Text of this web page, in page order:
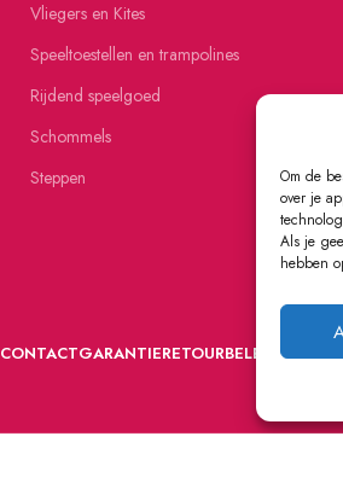
Om de
over je
Als je
hebben
Vliegers en Kites
Speeltoestellen en trampolines
Rijdend speelgoed
Schommels
Steppen
CONTACTGARANTIERETOURBELEID